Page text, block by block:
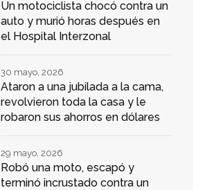
Un motociclista chocó contra un
auto y murió horas después en
el Hospital Interzonal
Ataron a una jubilada a la cama,
revolvieron toda la casa y le
robaron sus ahorros en dólares
30 mayo, 2026
Robó una moto, escapó y
terminó incrustado contra un
29 mayo, 2026